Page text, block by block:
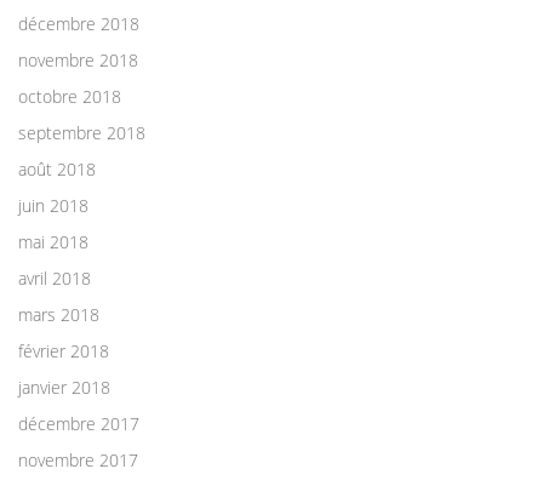
décembre 2018
novembre 2018
octobre 2018
septembre 2018
août 2018
juin 2018
mai 2018
avril 2018
mars 2018
février 2018
janvier 2018
décembre 2017
novembre 2017